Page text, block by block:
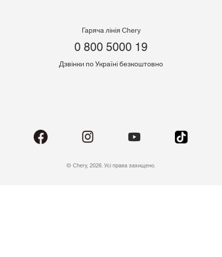
Гаряча лінія Chery
0 800 5000 19
Дзвінки по Україні безкоштовно
© Chery, 2026. Усі права захищено.